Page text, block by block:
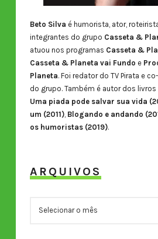
Beto Silva é humorista, ator,
integrantes do grupo Casseta &
atuou nos programas Casseta &
Casseta & Planeta vai Fundo e
Planeta. Foi redator do TV Pirata e
do grupo. Também é autor dos livros
Uma piada pode salvar sua vida
um (2011), Blogando e andando
os humoristas (2019).
ARQUIVOS